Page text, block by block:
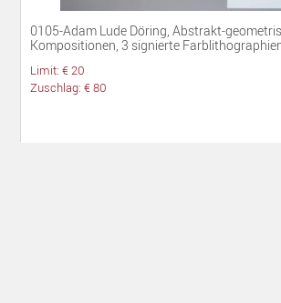
0105-Adam Lude Döring, Abstrakt-
Kompositionen, 3 signierte
Limit: € 20
Zuschlag: € 80